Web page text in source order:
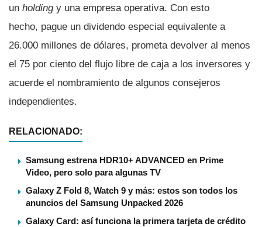
un holdingy una empresa operativa. Con esto
hecho, pague un dividendo especial equivalente a
26.000 millones de dólares, prometa devolver al menos
el 75 por ciento del flujo libre de caja a los inversores y
acuerde el nombramiento de algunos consejeros
independientes.
RELACIONADO:
Samsung estrena HDR10+ ADVANCED en Prime
Video, pero solo para algunas TV
Galaxy Z Fold 8, Watch 9 y más: estos son todos los
anuncios del Samsung Unpacked 2026
Galaxy Card: así funciona la primera tarjeta de crédito